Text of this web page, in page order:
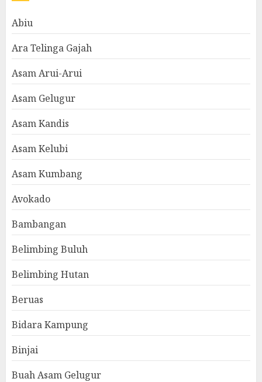
Abiu
Ara Telinga Gajah
Asam Arui-Arui
Asam Gelugur
Asam Kandis
Asam Kelubi
Asam Kumbang
Avokado
Bambangan
Belimbing Buluh
Belimbing Hutan
Beruas
Bidara Kampung
Binjai
Buah Asam Gelugur